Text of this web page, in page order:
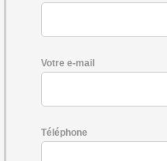
Votre e-mail
Téléphone